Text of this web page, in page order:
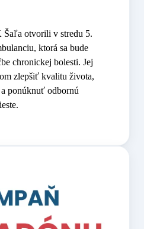
otvorili v stredu 5.
ktorá sa bude
chronickej bolesti. Jej
zlepšiť kvalitu života,
ponúknuť odbornú